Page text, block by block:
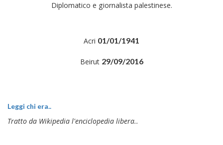
Diplomatico e giornalista palestinese.
Acri 01/01/1941
Beirut 29/09/2016
Leggi chi era..
Tratto da Wikipedia l'enciclopedia libera..